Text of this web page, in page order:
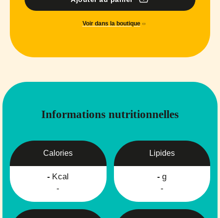
Voir dans la boutique
Informations nutritionnelles
Calories
- Kcal
-
Lipides
- g
-